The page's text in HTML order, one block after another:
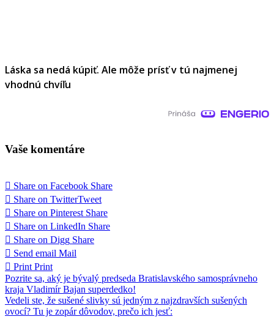
Láska sa nedá kúpiť. Ale môže prísť v tú najmenej
vhodnú chvíľu
Vaše komentáre
Share on Facebook Share
Share on TwitterTweet
Share on Pinterest Share
Share on LinkedIn Share
Share on Digg Share
Send email Mail
Print Print
Navigácia
v
článku
Pozrite sa, aký je bývalý predseda Bratislavského samosprávneho
kraja Vladimír Bajan superdedko!
Vedeli ste, že sušené slivky sú jedným z najzdravších sušených
ovocí? Tu je zopár dôvodov, prečo ich jesť: